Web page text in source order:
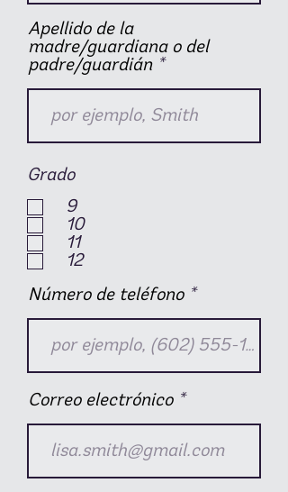
Apellido de la
madre/guardiana o del
padre/guardián
Grado
9
10
11
12
Número de teléfono
Correo electrónico